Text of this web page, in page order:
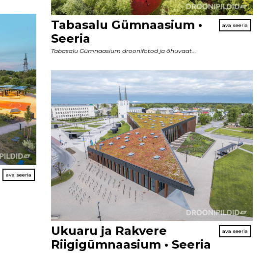
Tabasalu Gümnaasium •
Seeria
Tabasalu Gümnaasium droonifotod ja õhuvaat...
Ukuaru ja Rakvere
Riigigümnaasium • Seeria